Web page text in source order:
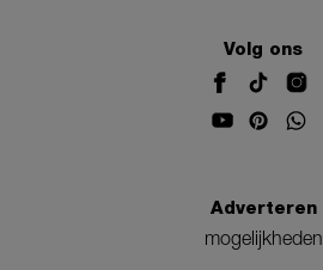
Volg ons
Adverteren
mogelijkheden